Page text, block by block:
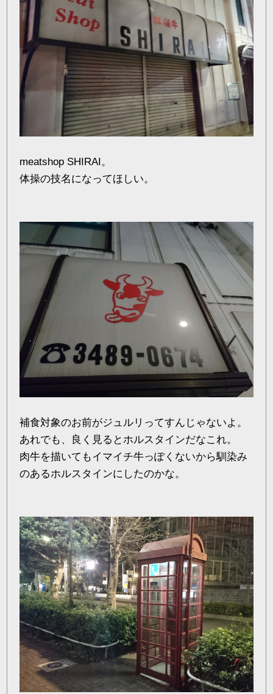
meatshop SHIRAI。
体操の技名になってほしい。
補食対象のお前がジュルリってすんじゃないよ。
あれでも、良く見るとホルスタインだなこれ。
肉牛を描いてもイマイチ牛っぽくないから馴染み
のあるホルスタインにしたのかな。